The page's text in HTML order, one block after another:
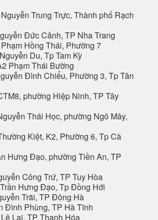
Trung Trực, Thành phố Rạch
Đức Cảnh, TP Nha Trang
Hồng Thái, Phường 7
Du, Tp Tam Kỳ
Phạm Thái Bường
Đình Chiểu, Phường 3, Tp Tân
phường Hiệp Ninh, TP Tây
Thái Học, phường Ngô Mây,
Kiệt, K2, Phường 6, Tp Cà
Hưng Đạo, phường Tiền An, TP
Công Trứ, TP Tuy Hòa
Hưng Đạo, Tp Đồng Hới
Trãi, TP Đông Hà
Đình Phùng, TP Hà Tĩnh
Lai, TP Thanh Hóa